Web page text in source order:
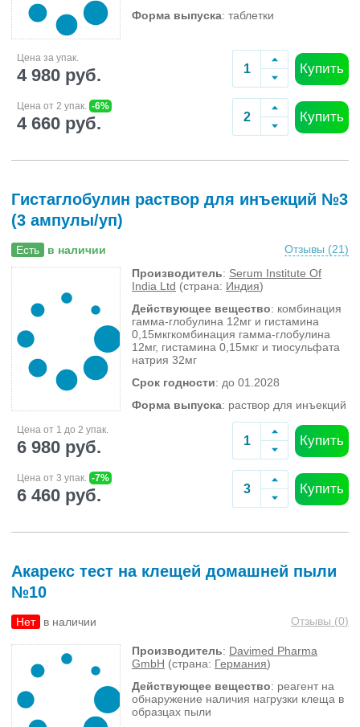
Форма выпуска: таблетки
Цена за упак.
4 980 руб. Купить
Цена от 2 упак. -6%
4 660 руб. Купить
Гистаглобулин раствор для инъекций №3
(3 ампулы/уп)
Есть в наличии Отзывы (21)
Производитель: Serum Institute Of
India Ltd (страна: Индия)
Действующее вещество: комбинация
гамма-глобулина 12мг и гистамина
0,15мкгкомбинация гамма-глобулина
12мг, гистамина 0,15мкг и тиосульфата
натрия 32мг
Срок годности: до 01.2028
Форма выпуска: раствор для инъекций
Цена от 1 до 2 упак.
6 980 руб. Купить
Цена от 3 упак. -7%
6 460 руб. Купить
Акарекс тест на клещей домашней пыли
№10
Нет в наличии Отзывы (0)
Производитель: Davimed Pharma
GmbH (страна: Германия)
Действующее вещество: реагент на
обнаружение наличия нагрузки клеща в
образцах пыли